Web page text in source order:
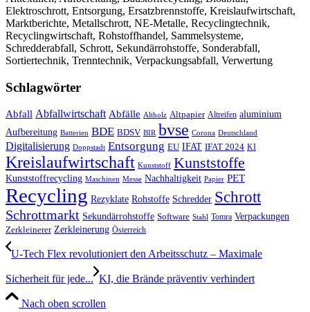
Elektroschrott, Entsorgung, Ersatzbrennstoffe, Kreislaufwirtschaft,
Marktberichte, Metallschrott, NE-Metalle, Recyclingtechnik,
Recyclingwirtschaft, Rohstoffhandel, Sammelsysteme,
Schredderabfall, Schrott, Sekundärrohstoffe, Sonderabfall,
Sortiertechnik, Trenntechnik, Verpackungsabfall, Verwertung
Schlagwörter
Abfall Abfallwirtschaft Abfälle Altholz Altpapier Altreifen aluminium
Aufbereitung Batterien BDE BDSV BIR bvse Corona Deutschland
Digitalisierung Doppstadt Entsorgung EU IFAT IFAT 2024 KI
Kreislaufwirtschaft Kunststoff Kunststoffe
Kunststoffrecycling Maschinen Messe Nachhaltigkeit Papier PET
Recycling Rezyklate Rohstoffe Schredder Schrott
Schrottmarkt Sekundärrohstoffe Software Stahl Tomra Verpackungen
Zerkleinerer Zerkleinerung Österreich
U-Tech Flex revolutioniert den Arbeitsschutz – Maximale
Sicherheit für jede... KI, die Brände präventiv verhindert
Nach oben scrollen